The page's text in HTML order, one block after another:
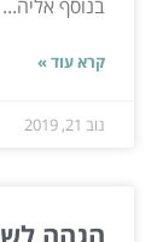
בנוסף אליה...
קרא עוד »
נוב 21, 2019